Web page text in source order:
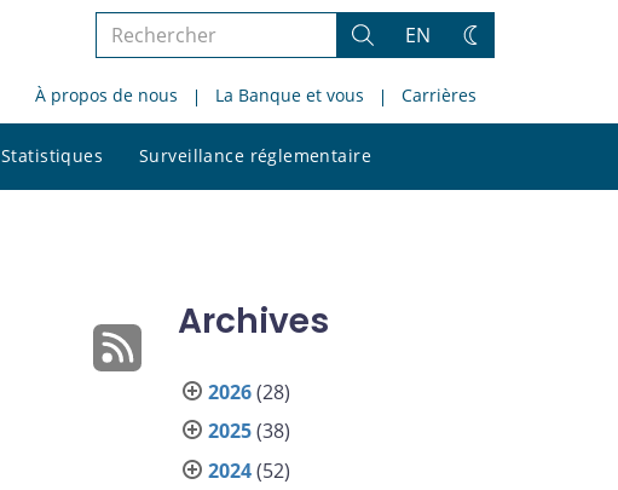
Rechercher
le
site
Rechercher
EN
Changez
thème
À propos de nous La Banque et vous Carrières
Statistiques Surveillance réglementaire
le
Archives
2026(28)
2025(38)
2024(52)